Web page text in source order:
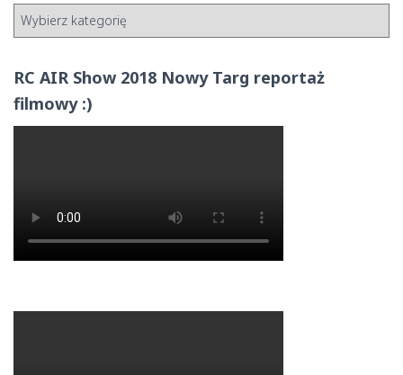
RC AIR Show 2018 Nowy Targ reportaż
filmowy :)